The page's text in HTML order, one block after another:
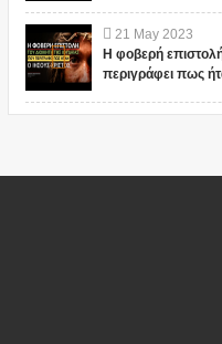
21 May 2023
Η φοβερή επιστολή
περιγράφει πως